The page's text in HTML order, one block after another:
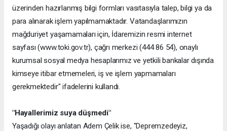
üzerinden hazırlanmış bilgi formları vasıtasıyla talep, bilgi ya da
para alınarak işlem yapılmamaktadır. Vatandaşlarımızın
mağduriyet yaşamamaları için, İdaremizin resmi internet
sayfası (www.toki.gov.tr), çağrı merkezi (444 86 54), onaylı
kurumsal sosyal medya hesaplarımız ve yetkili bankalar dışında
kimseye itibar etmemeleri, iş ve işlem yapmamaları
gerekmektedir" ifadelerini kullandı.
"Hayallerimiz suya düşmedi"
Yaşadığı olayı anlatan Adem Çelik ise, "Depremzedeyiz,